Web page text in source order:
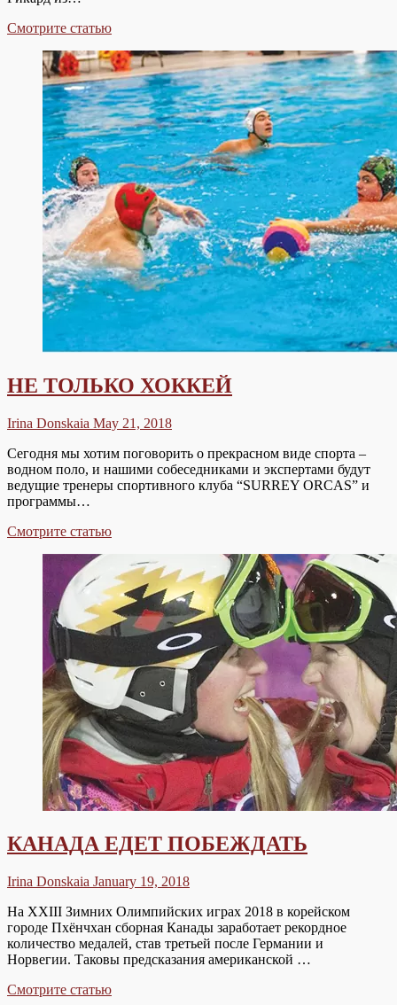
Смотрите статью2,830
–
ЗА
27
МИНУТ
И
38
СЕКУНД
НЕ ТОЛЬКО ХОККЕЙ
Irina Donskaia May 21, 2018
Сегодня мы хотим поговорить о прекрасном виде спорта –
водном поло, и нашими собеседниками и экспертами будут
ведущие тренеры спортивного клуба “SURREY ORCAS” и
программы…
Смотрите статьюНЕ
ХОККЕЙ
КАНАДА ЕДЕТ ПОБЕЖДАТЬ
Irina Donskaia January 19, 2018
На XXIII Зимних Олимпийских играх 2018 в корейском
городе Пхёнчхан сборная Канады заработает рекордное
количество медалей, став третьей после Германии и
Норвегии. Таковы предсказания американской …
Смотрите статьюКАНАДА